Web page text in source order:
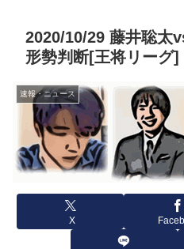
2020/10/29 藤井聡太
形勢判断[王将リーグ]
速報・ニュース
X